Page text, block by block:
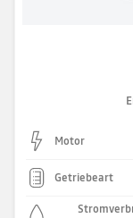
Motor
Getriebeart